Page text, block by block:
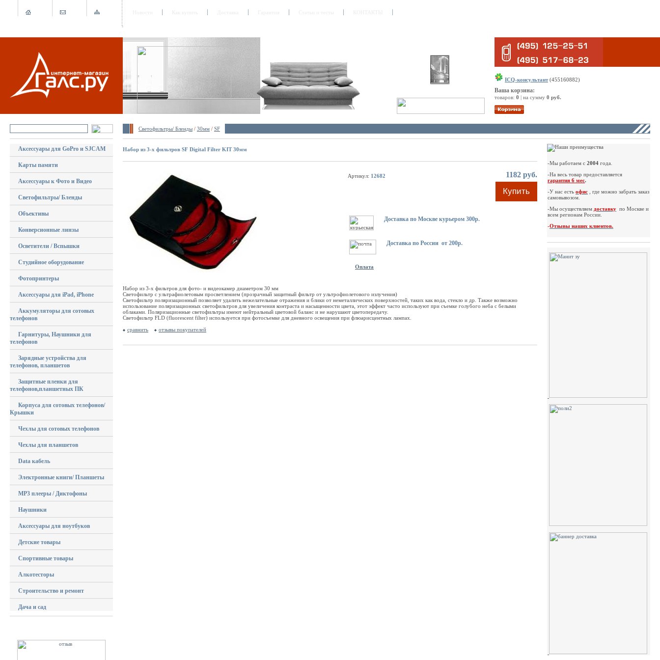
ICQ-консультант(455160882)
Ваша корзина:
товаров: 0 | на сумму 0 руб.
Светофильтры/ Бленды / 30мм / SF
Аксессуары для GoPro и SJCAM
Карты памяти
Аксессуары к Фото и Видео
Светофильтры/ Бленды
Объективы
Конверсионные линзы
Осветители / Вспышки
Студийное оборудование
Фотопринтеры
Аксессуары для iPad, iPhone
Аккумуляторы для сотовых
телефонов
Гарнитуры, Наушники для
телефонов
Зарядные устройства для
телефонов, планшетов
Защитные пленки для
телефонов,планшетных ПК
Корпуса для сотовых телефонов/
Крышки
Чехлы для сотовых телефонов
Чехлы для планшетов
Data кабель
Электронные книги/ Планшеты
MP3 плееры / Диктофоны
Наушники
Аксессуары для ноутбуков
Детские товары
Спортивные товары
Алкотесторы
Строительство и ремонт
Дача и сад
Набор из 3-х фильтров SF Digital Filter KIT 30мм
Артикул: 12682 1182 руб.
Купить
Доставка по Москве курьером 300р.
Доставка по России от 200р.
Оплата
Набор из 3-х фильтров для фото- и видеокамер диаметром 30 мм
Светофильтр с ультрафиолетовым просветлением (прозрачный защитный фильтр от ультрофиолетового излучения)
Светофильтр поляризационный позволяет удалить нежелательные отражения и блики от неметаллических поверхностей, таких как вода, стекло и др. Также возможно
использование поляризационных светофильтров для увеличения контраста и насыщенности цвета, этот эффект часто используют при съемке голубого неба с белыми
облаками. Поляризационные светофильтры имеют нейтральный цветовой баланс и не нарушают цветопередачу.
Светофильтр FLD (fluorescent filter) используется при фотосъемке для дневного освещения при флюарисцентных лампах.
сравнить
отзывы покупателей
-Мы работаем с 2004 года.
-На весь товар предоставляется
гарантия 6 мес.
-У нас есть офис
, где можно забрать заказ
самовывозом.
-Мы осуществляем доставку по Москве и
всем регионам России.
-Отзывы наших клиентов.